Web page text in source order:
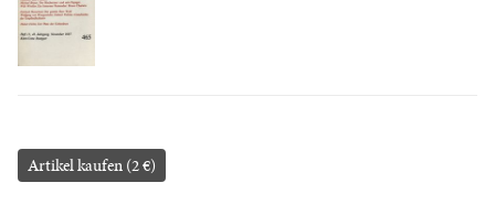
Artikel kaufen (2 €)